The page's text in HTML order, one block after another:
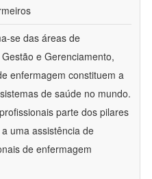
se das áreas de
e Gerenciamento,
enfermagem constituem a
de saúde no mundo.
parte dos pilares
uma assistência de
de enfermagem